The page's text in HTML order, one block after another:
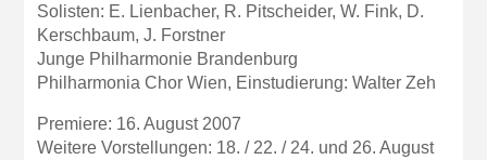
Solisten: E. Lienbacher, R. Pitscheider, W. Fink, D.
Kerschbaum, J. Forstner
Junge Philharmonie Brandenburg
Philharmonia Chor Wien, Einstudierung: Walter Zeh
Premiere: 16. August 2007
Weitere Vorstellungen: 18. / 22. / 24. und 26. August